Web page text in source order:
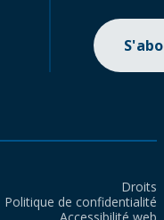
Droits
Politique de confidentialité